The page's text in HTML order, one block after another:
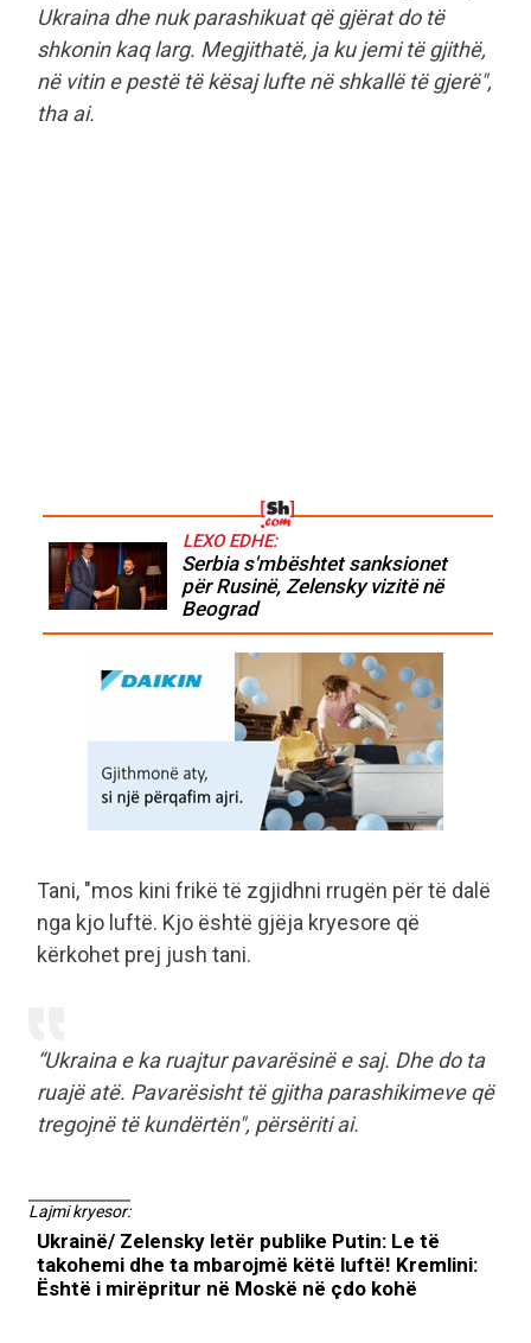
Ukraina dhe nuk parashikuat që gjërat do të
shkonin kaq larg. Megjithatë, ja ku jemi të gjithë,
në vitin e pestë të kësaj lufte në shkallë të gjerë",
tha ai.
LEXO EDHE:
Serbia s'mbështet sanksionet
për Rusinë, Zelensky vizitë në
Beograd
Tani, "mos kini frikë të zgjidhni rrugën për të dalë
nga kjo luftë. Kjo është gjëja kryesore që
kërkohet prej jush tani.
“Ukraina e ka ruajtur pavarësinë e saj. Dhe do ta
ruajë atë. Pavarësisht të gjitha parashikimeve që
tregojnë të kundërtën", përsëriti ai.
Lajmi kryesor:
Ukrainë/ Zelensky letër publike Putin: Le të
takohemi dhe ta mbarojmë këtë luftë! Kremlini:
Është i mirëpritur në Moskë në çdo kohë